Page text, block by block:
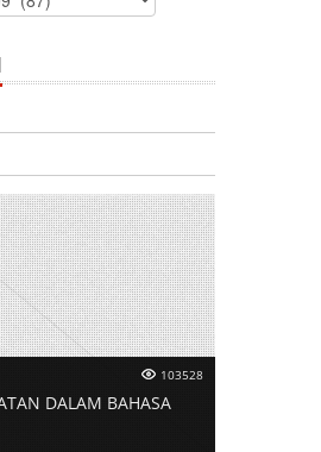
103528
DALAM BAHASA